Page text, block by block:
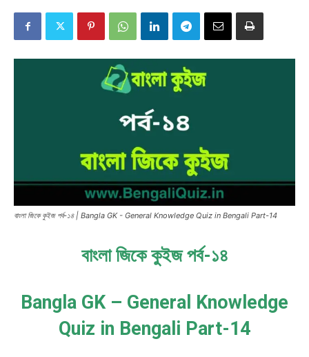
বাংলা জিকে কুইজ পর্ব-১৪ | Bangla GK - General Knowledge Quiz in Bengali Part-14
বাংলা জিকে কুইজ পর্ব-১৪
Bangla GK – General Knowledge
Quiz in Bengali Part-14